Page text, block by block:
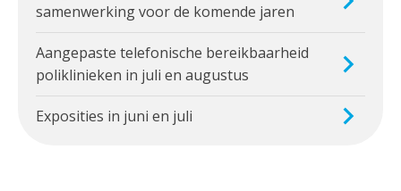
samenwerking voor de komende jaren
Aangepaste telefonische bereikbaarheid
poliklinieken in juli en augustus
Exposities in juni en juli